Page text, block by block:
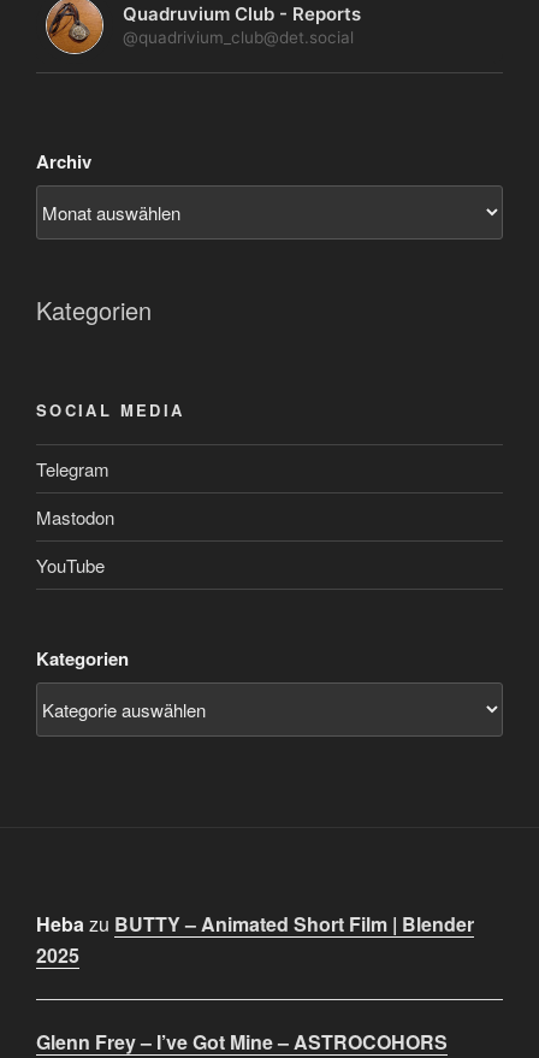
Quadruvium Club - Reports
@quadrivium_club@det.social
Archiv
Kategorien
SOCIAL MEDIA
Telegram
Mastodon
YouTube
Kategorien
Hebazu BUTTY – Animated Short Film | Blender
2025
Glenn Frey – I’ve Got Mine – ASTROCOHORS